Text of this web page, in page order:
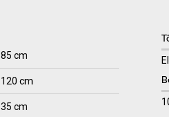
85 cm
120 cm
35 cm